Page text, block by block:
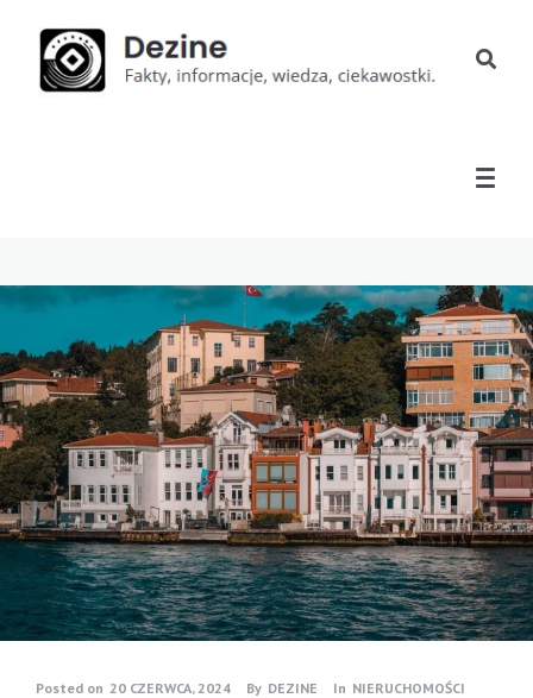
Posted on 20 CZERWCA, 2024 By DEZINE In NIERUCHOMOŚCI